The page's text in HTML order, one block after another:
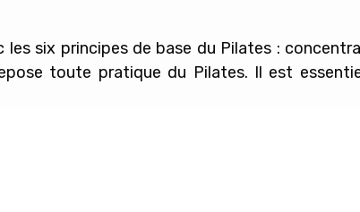
les six principes de base du Pilates :
toute pratique du Pilates. Il est